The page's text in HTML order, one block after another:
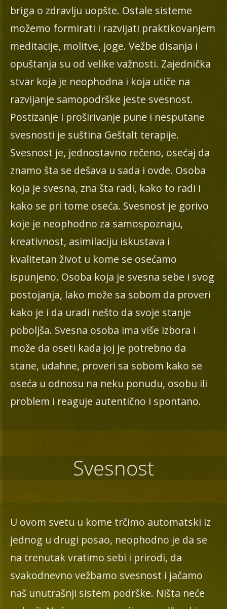
briga o zdravlju uopšte. Ostale sisteme
možemo formirati i razvijati praktikovanjem
meditacije, molitve, joge. Vežbe disanja i
opuštanja su od velike važnosti. Zajednička
stvar koja je neophodna i koja utiče na
razvijanje samopodrške jeste svesnost.
Postizanje i proširivanje pune i nesputane
svesnosti je suština Geštalt terapije.
Svesnost je, jednostavno rečeno, osećaj da
znamo šta se dešava u sada i ovde. Osoba
koja je svesna, zna šta radi, kako to radi i
kako se pri tome oseća. Svesnost je gorivo
koje je neophodno za samospoznaju,
kreativnost, asimilaciju iskustava i
kvalitetan život u kome se osećamo
ispunjeno. Osoba koja je svesna sebe i svog
postojanja, lako može sa sobom da proveri
kako je i da uradi nešto da svoje stanje
poboljša. Svesna osoba ima više izbora i
može da oseti kada joj je potrebno da
stane, udahne, proveri sa sobom kako se
oseća u odnosu na neku ponudu, osobu ili
problem i reaguje autentično i spontano.
Svesnost
U ovom svetu u kome trčimo automatski iz
jednog u drugi posao, neophodno je da se
na trenutak vratimo sebi i prirodi, da
svakodnevno vežbamo svesnost i jačamo
naš unutrašnji sistem podrške. Ništa neće